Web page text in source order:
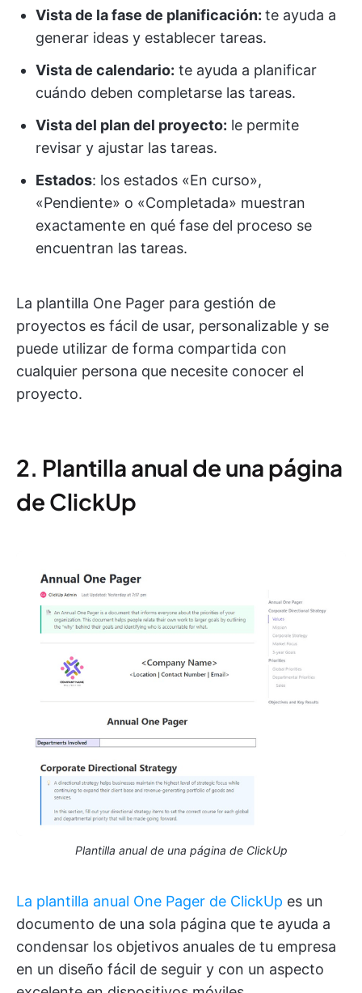
Vista de la fase de planificación: te ayuda a
generar ideas y establecer tareas.
Vista de calendario: te ayuda a planificar
cuándo deben completarse las tareas.
Vista del plan del proyecto: le permite
revisar y ajustar las tareas.
Estados: los estados «En curso»,
«Pendiente» o «Completada» muestran
exactamente en qué fase del proceso se
encuentran las tareas.
La plantilla One Pager para gestión de
proyectos es fácil de usar, personalizable y se
puede utilizar de forma compartida con
cualquier persona que necesite conocer el
proyecto.
2. Plantilla anual de una página
de ClickUp
Plantilla anual de una página de ClickUp
La plantilla anual One Pager de ClickUp es un
documento de una sola página que te ayuda a
condensar los objetivos anuales de tu empresa
en un diseño fácil de seguir y con un aspecto